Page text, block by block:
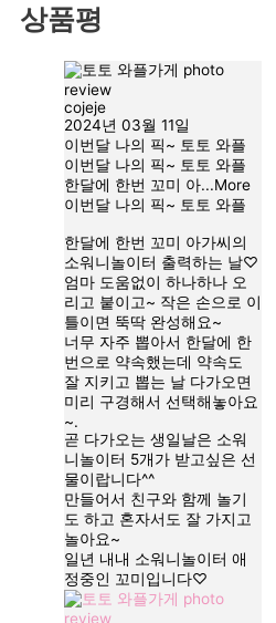
상품평
cojeje
2024년 03월 11일
이번달 나의 픽~ 토토 와플
이번달 나의 픽~ 토토 와플
한달에 한번 꼬미 아...More
이번달 나의 픽~ 토토 와플
한달에 한번 꼬미 아가씨의
소워니놀이터 출력하는 날♡
엄마 도움없이 하나하나 오
리고 붙이고~ 작은 손으로 이
틀이면 뚝딱 완성해요~
너무 자주 뽑아서 한달에 한
번으로 약속했는데 약속도
잘 지키고 뽑는 날 다가오면
미리 구경해서 선택해놓아요
~.
곧 다가오는 생일날은 소워
니놀이터 5개가 받고싶은 선
물이랍니다^^
만들어서 친구와 함께 놀기
도 하고 혼자서도 잘 가지고
놀아요~
일년 내내 소워니놀이터 애
정중인 꼬미입니다♡